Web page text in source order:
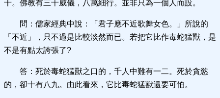
千。佛教有三千威儀，八萬細行。並非只為一個人而設。
問：儒家經典中說：「君子應不近歌舞女色。」所說的
「不近」，只不過是比較淡然而已。若把它比作毒蛇猛獸，是
不是有點太誇張了?
答：死於毒蛇猛獸之口的，千人中難有一二。死於貪慾
的，卻十有八九。由此看來，它比毒蛇猛獸還要可怕。